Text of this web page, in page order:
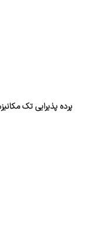
پرده پذیرایی تک مکانیزم